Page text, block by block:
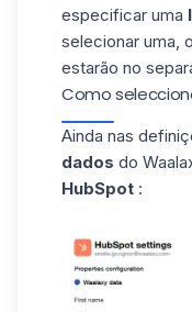
especificar uma
selecionar uma,
estarão no
Como
Ainda nas
dados do
HubSpot :